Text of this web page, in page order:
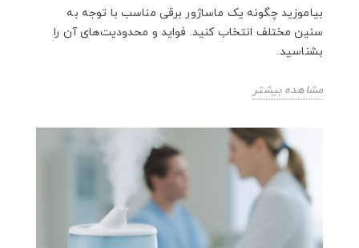
بیاموزید چگونه یک ماساژور برقی مناسب با توجه به
سنین مختلف انتخاب کنید. فواید و محدودیت‌های آن را
بشناسید.
مشاهده بیشتر